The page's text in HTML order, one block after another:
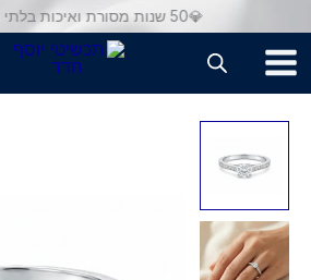
טבעת
טבעיים
מזהב
14K